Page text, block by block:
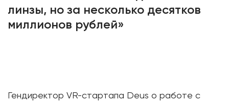
линзы, но за несколько десятков
миллионов рублей»
Гендиректор VR-стартапа Deus о работе с